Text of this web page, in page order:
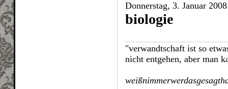
Donnerstag, 3. Januar 2008
biologie
"verwandtschaft ist so
nicht entgehen, aber man